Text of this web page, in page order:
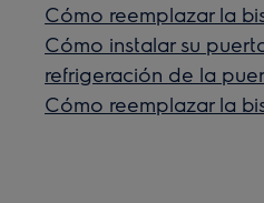
Cómo reemplazar la
Cómo instalar su
refrigeración de la
Cómo reemplazar la